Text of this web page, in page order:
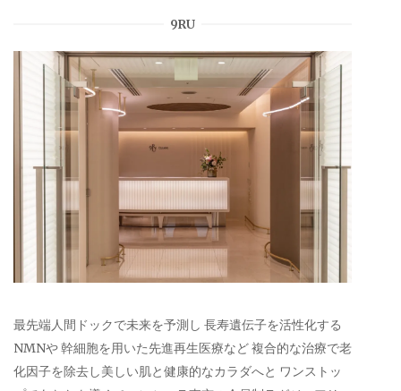
9RU
最先端人間ドックで未来を予測し 長寿遺伝子を活性化する
NMNや 幹細胞を用いた先進再生医療など 複合的な治療で老
化因子を除去し美しい肌と健康的なカラダへと ワンストッ